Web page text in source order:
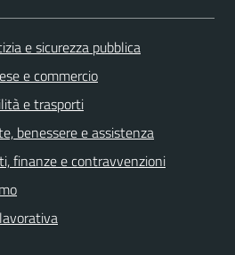
e sicurezza pubblica
e commercio
e trasporti
benessere e assistenza
finanze e contravvenzioni